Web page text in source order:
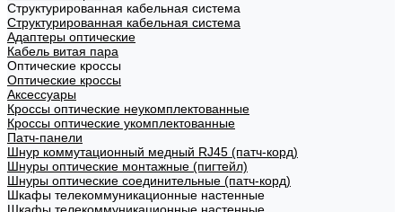
Структурированная кабельная система
Структурированная кабельная система
Адаптеры оптические
Кабель витая пара
Оптические кроссы
Оптические кроссы
Аксессуары
Кроссы оптические неукомплектованные
Кроссы оптические укомплектованные
Патч-панели
Шнур коммутационный медный RJ45 (патч-корд)
Шнуры оптические монтажные (пигтейл)
Шнуры оптические соединительные (патч-корд)
Шкафы телекоммуникационные настенные